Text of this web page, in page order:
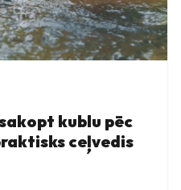
kublu pēc
ceļvedis